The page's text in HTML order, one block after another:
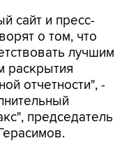
сайт и пресс-
о том, что
лучшим
раскрытия
отчетности", -
председатель